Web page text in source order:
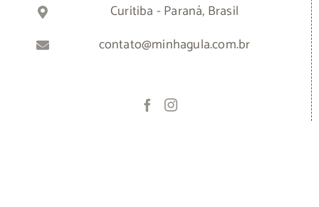
Curitiba - Paraná, Brasil
contato@minhagula.com.br